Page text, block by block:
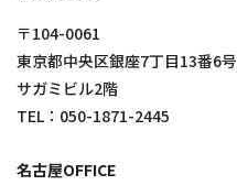
〒104-0061
東京都中央区銀座7丁目13番6号
サガミビル2階
TEL： 050-1871-2445
名古屋OFFICE